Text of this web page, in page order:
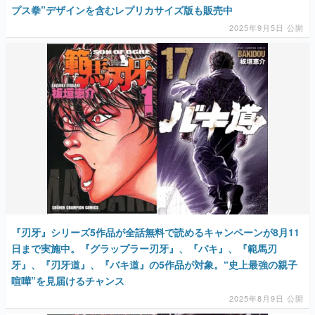
プス拳”デザインを含むレプリカサイズ版も販売中
2025年9月5日 公開
『刃牙』シリーズ5作品が全話無料で読めるキャンペーンが8月11
日まで実施中。『グラップラー刃牙』、『バキ』、『範馬刃
牙』、『刃牙道』、『バキ道』の5作品が対象。“史上最強の親子
喧嘩”を見届けるチャンス
2025年8月9日 公開